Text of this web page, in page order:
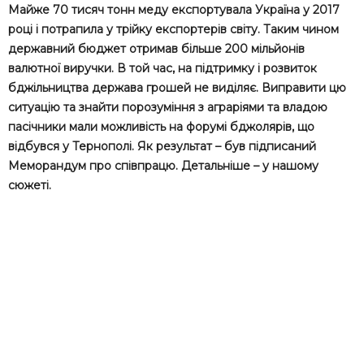
Майже 70 тисяч тонн меду експортувала Україна у 2017
році і потрапила у трійку експортерів світу. Таким чином
державний бюджет отримав більше 200 мільйонів
валютної виручки. В той час, на підтримку і розвиток
бджільництва держава грошей не виділяє. Виправити цю
ситуацію та знайти порозуміння з аграріями та владою
пасічники мали можливість на форумі бджолярів, що
відбувся у Тернополі. Як результат – був підписаний
Меморандум про співпрацю. Детальніше – у нашому
сюжеті.